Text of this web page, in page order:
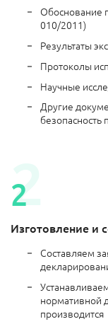
Обоснование
010/2011)
Результаты
Протоколы
Научные
Другие
безопасность
Изготовление и
Составляем
нормативной
производится